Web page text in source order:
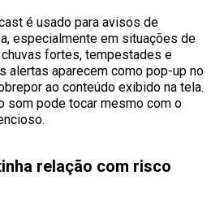
é usado para avisos de
especialmente em situações de
fortes, tempestades e
alertas aparecem como pop-up no
ao conteúdo exibido na tela.
som pode tocar mesmo com o
relação com risco